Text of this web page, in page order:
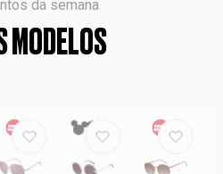
da semana
MODELOS